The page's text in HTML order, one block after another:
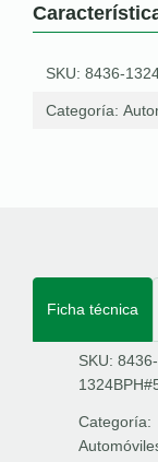
SKU: 8436-
Categoría:
Ficha técnica
SKU: 8436-
Categoría: